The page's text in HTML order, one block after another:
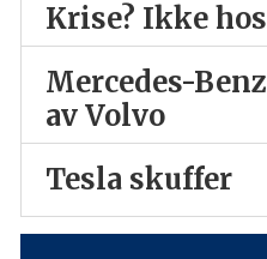
Krise? Ikke
Mercedes-
av Volvo
Tesla skuffer